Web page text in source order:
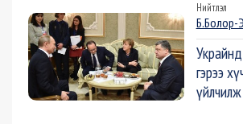
Нийтлэл
Б.Болор-
гэрээ